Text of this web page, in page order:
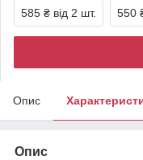
585 ₴ від 2 шт. 550
Опис
Опис